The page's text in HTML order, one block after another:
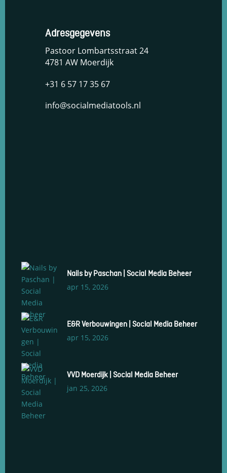
Adresgegevens
Pastoor Lombartsstraat 24
4781 AW Moerdijk
+31 6 57 17 35 67
info@socialmediatools.nl
Nails by Paschan | Social Media Beheer
apr 15, 2026
E&R Verbouwingen | Social Media Beheer
apr 15, 2026
VVD Moerdijk | Social Media Beheer
jan 25, 2026